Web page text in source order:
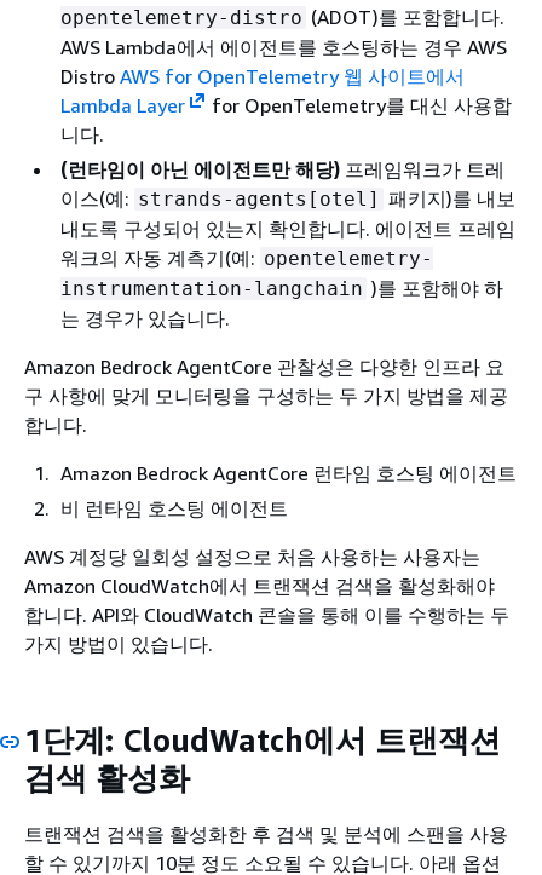
opentelemetry-distro (ADOT)를 포함합니다.
AWS Lambda에서 에이전트를 호스팅하는 경우 AWS
Distro AWS for OpenTelemetry 웹 사이트에서
Lambda Layer
for OpenTelemetry를 대신 사용합
니다.
(런타임이 아닌 에이전트만 해당) 프레임워크가 트레
이스(예: strands-agents[otel] 패키지)를 내보
내도록 구성되어 있는지 확인합니다. 에이전트 프레임
워크의 자동 계측기(예: opentelemetry-
instrumentation-langchain )를 포함해야 하
는 경우가 있습니다.
Amazon Bedrock AgentCore 관찰성은 다양한 인프라 요
구 사항에 맞게 모니터링을 구성하는 두 가지 방법을 제공
합니다.
Amazon Bedrock AgentCore 런타임 호스팅 에이전트
비 런타임 호스팅 에이전트
AWS 계정당 일회성 설정으로 처음 사용하는 사용자는
Amazon CloudWatch에서 트랜잭션 검색을 활성화해야
합니다. API와 CloudWatch 콘솔을 통해 이를 수행하는 두
가지 방법이 있습니다.
1단계: CloudWatch에서 트랜잭션
검색 활성화
트랜잭션 검색을 활성화한 후 검색 및 분석에 스팬을 사용
할 수 있기까지 10분 정도 소요될 수 있습니다. 아래 옵션